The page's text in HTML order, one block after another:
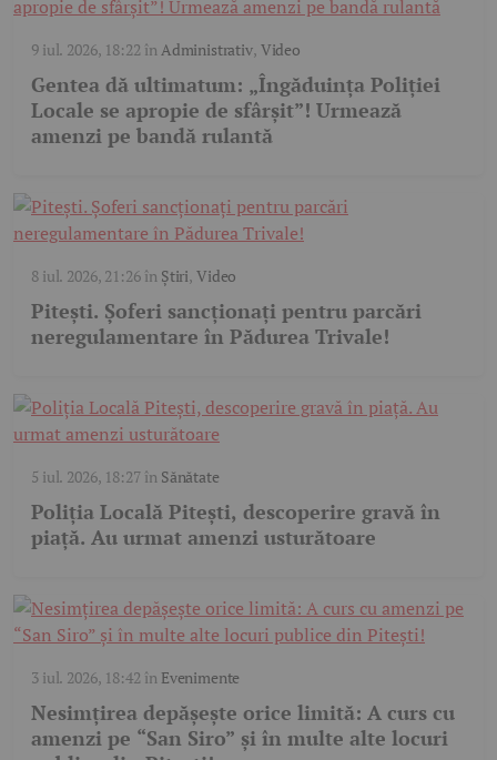
9 iul. 2026, 18:22 înAdministrativ, Video
Gentea dă ultimatum: „Îngăduința Poliției
Locale se apropie de sfârșit”! Urmează
amenzi pe bandă rulantă
8 iul. 2026, 21:26în Știri,Video
Pitești. Șoferi sancționați pentru parcări
neregulamentare în Pădurea Trivale!
5 iul. 2026, 18:27în Sănătate
Poliția Locală Pitești, descoperire gravă în
piață. Au urmat amenzi usturătoare
3 iul. 2026, 18:42 în Evenimente
Nesimțirea depășește orice limită: A curs cu
amenzi pe “San Siro” și în multe alte locuri